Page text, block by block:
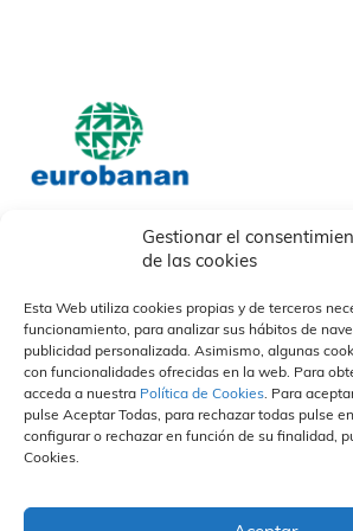
Gestionar el
de las cookies
Esta Web utiliza cookies propias y de terceros
funcionamiento, para analizar sus hábitos de
publicidad personalizada. Asimismo, algunas
con funcionalidades ofrecidas en la web. Para
acceda a nuestra Política de Cookies. Para
pulse Aceptar Todas, para rechazar todas pulse
configurar o rechazar en función de su finalidad,
Cookies.
Descargables
Nuestros Campos
Propuesta de valor
Sostenibilidad
Otras
¿Cómo trabajamos?
Especialización
Calidad
Vida
Portal
Únete
Prensa
Actualidad
Contacto